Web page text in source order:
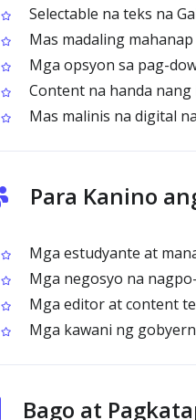
Selectable na teks na
Mas madaling
Mga opsyon sa pag-
Content na handa
Mas malinis na digital
Para Kanino
Mga estudyante at
Mga negosyo na
Mga editor at content
Mga kawani ng
Bago at